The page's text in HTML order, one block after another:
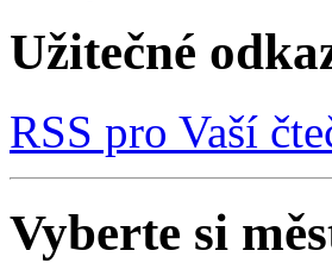
Užitečné
RSS pro Vaší
Vyberte si